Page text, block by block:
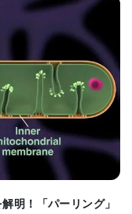
症状がなくて
クがある可能性
研究センターの
ム学部門のメン
が、この検査を
ことで、親が他
することができ
明！「パーリング」